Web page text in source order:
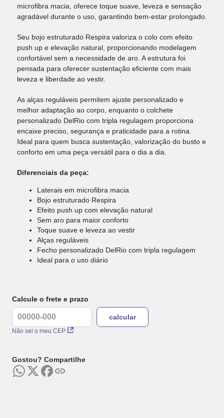
microfibra macia, oferece toque suave, leveza e sensação
agradável durante o uso, garantindo bem-estar prolongado.
Seu bojo estruturado Respira valoriza o colo com efeito
push up e elevação natural, proporcionando modelagem
confortável sem a necessidade de aro. A estrutura foi
pensada para oferecer sustentação eficiente com mais
leveza e liberdade ao vestir.
As alças reguláveis permitem ajuste personalizado e
melhor adaptação ao corpo, enquanto o colchete
personalizado DelRio com tripla regulagem proporciona
encaixe preciso, segurança e praticidade para a rotina.
Ideal para quem busca sustentação, valorização do busto e
conforto em uma peça versátil para o dia a dia.
Diferenciais da peça:
Laterais em microfibra macia
Bojo estruturado Respira
Efeito push up com elevação natural
Sem aro para maior conforto
Toque suave e leveza ao vestir
Alças reguláveis
Fecho personalizado DelRio com tripla regulagem
Ideal para o uso diário
Calcule o frete e prazo
Não sei o meu CEP
Gostou? Compartilhe